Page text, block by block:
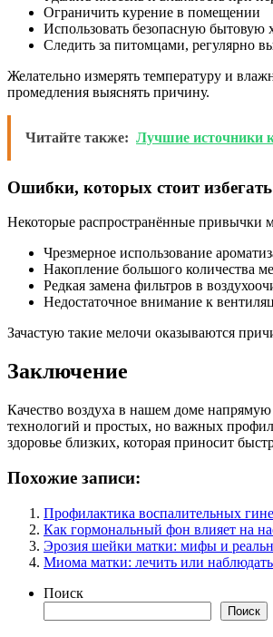
Ограничить курение в помещении
Использовать безопасную
Следить за питомцами, регулярно
Желательно измерять температуру и
промедления выяснять причину.
Читайте также: Лучшие источники
Ошибки, которых стоит избегать
Некоторые распространённые привычки
Чрезмерное использование
Накопление большого количества
Редкая замена фильтров в
Недостаточное внимание к
Зачастую такие мелочи оказываются
Заключение
Качество воздуха в нашем доме
технологий и простых, но важных
здоровье близких, которая приносит
Похожие записи:
Профилактика воспалительных
Как гормональный фон влияет на
Эрозия шейки матки: мифы и
Миома матки: лечить или
Поиск
Поиск